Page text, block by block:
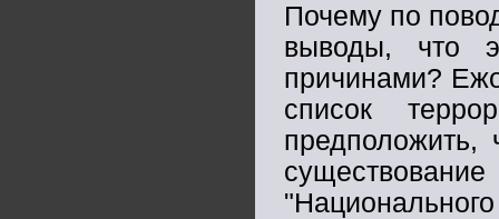
Почему по
выводы, что
причинами?
список